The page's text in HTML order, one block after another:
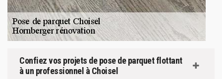
Confiez vos projets de pose de parquet flottant
à un professionnel à Choisel